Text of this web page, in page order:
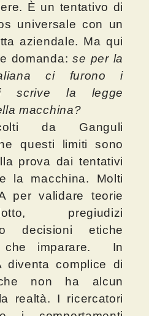
È un tentativo di
universale con un
aziendale. Ma qui
domanda:se per la
ci furono i
scrive la legge
macchina?
da Ganguli
questi limiti sono
prova dai tentativi
la macchina. Molti
per validare teorie
pregiudizi
decisioni etiche
che imparare. In
diventa complice di
non ha alcun
realtà. I ricercatori